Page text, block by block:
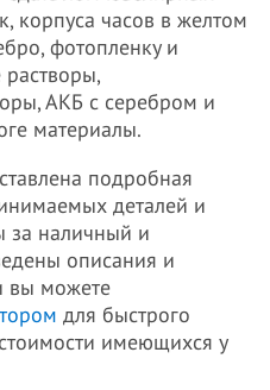
корпуса часов в желтом
фотопленку и
АКБ с серебром и
материалы.
подробная
деталей и
за наличный и
описания и
вы можете
для быстрого
имеющихся у